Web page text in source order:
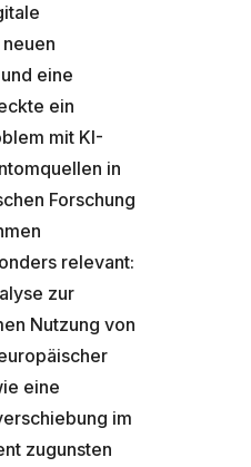
eine
ein
mit KI-
in
Forschung
relevant:
zur
Nutzung von
eine
im
zugunsten